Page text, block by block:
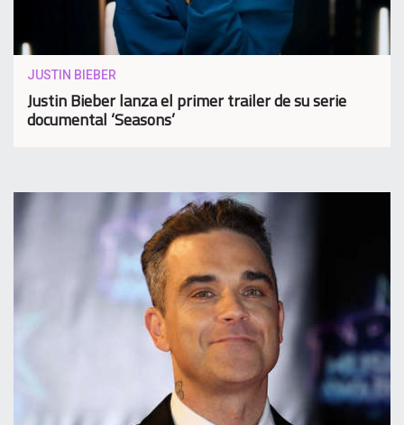
JUSTIN BIEBER
Justin Bieber lanza el primer trailer de su serie
documental ‘Seasons’